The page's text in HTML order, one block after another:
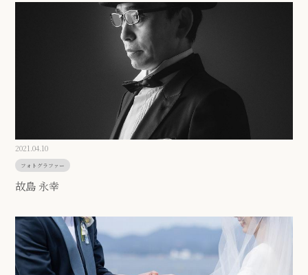
2021.04.10
フォトグラファー
故島 永幸